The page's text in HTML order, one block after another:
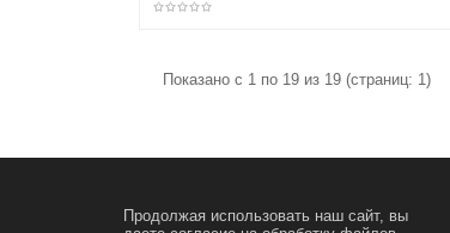
Показано с 1 по 19 из 19 (страниц: 1)
Продолжая использовать наш сайт, вы